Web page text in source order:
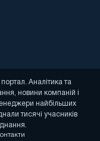
Аналітика та
новини компаній і
найбільших
тисячі учасників